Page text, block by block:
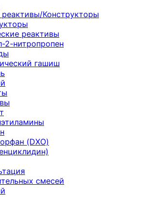
Конструкторы
реактивы
2-нитропропен
гашиш
(DXO)
смесей